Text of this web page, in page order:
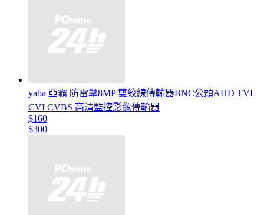
yaba 亞霸 防雷擊8MP 雙絞線傳輸器BNC公頭AHD TVI
CVI CVBS 高清監控影像傳輸器
$160
$300